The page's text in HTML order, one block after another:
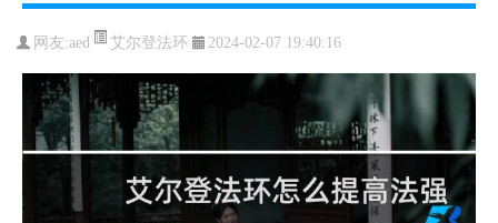
网友:aed 艾尔登法环 2024-02-07 19:40:16